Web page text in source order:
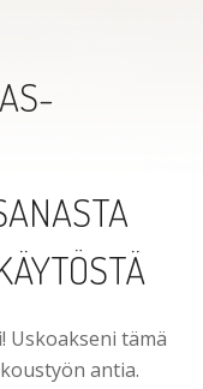
Uskoakseni tämä
antia.